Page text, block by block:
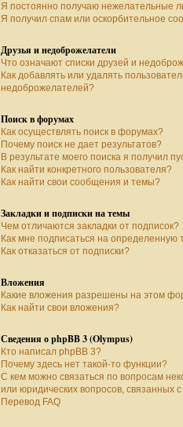
Я постоянно получаю нежелательные
Я получил спам или оскорбительное
Друзья и недоброжелатели
Что означают списки друзей и
Как добавлять или удалять
недоброжелателей?
Поиск в форумах
Как осуществлять поиск в форумах?
Почему поиск не дает результатов?
В результате моего поиска я получил
Как найти конкретного пользователя?
Как найти свои сообщения и темы?
Закладки и подписки на темы
Чем отличаются закладки от подписок?
Как мне подписаться на
Как отказаться от подписки?
Вложения
Какие вложения разрешены на этом
Как найти свои вложения?
Сведения о phpBB 3 (Olympus)
Кто написал phpBB 3?
Почему здесь нет такой-то функции?
С кем можно связаться по вопросам
или юридических вопросов, связанных
Перевод FAQ